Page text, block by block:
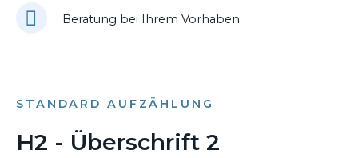
Beratung bei Ihrem Vorhaben
STANDARD AUFZÄHLUNG
H2 - Überschrift 2